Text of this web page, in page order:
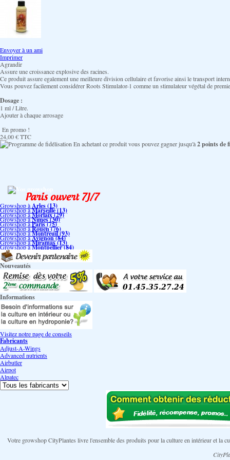
Envoyer à un ami
Imprimer
Agrandir
Assure une croissance explosive des racines.
Ce produit assure egalement une meilleure division cellulaire et favorise ainsi le transport
Vous pouvez facilement considérer Roots Stimulator-1 comme un stimulateur végétal de
Dosage :
1 ml / Litre.
Ajouter à chaque arrosage
En promo !
24,00 €TTC
En achetant ce produit vous pouvez gagner jusqu'à2points de
Growshop àArles (13)
Growshop àMarseille (13)
Growshop àMorlaix (29)
Growshop àNimes (30)
Growshop àParis (75)
Growshop àRouen (76)
Growshop àMontreuil (93)
Growshop àAvignon (84)
Growshop àMiramas (13)
Growshop àMontpellier (84)
Nouveautés
Informations
Visitez notre page de conseils
Fabricants
Adjust-A-Wings
Advanced nutrients
Airbutler
Airpot
Alpatec
Votre growshop CityPlantes livre l'ensemble des produits pour la culture en intérieur et la